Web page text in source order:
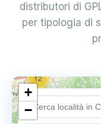
distributori di
per tipologia di
12
+
−